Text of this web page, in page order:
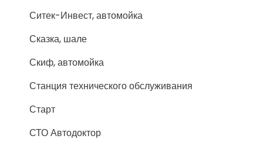
Ситек-Инвест, автомойка
Сказка, шале
Скиф, автомойка
Станция технического обслуживания
Старт
СТО Автодоктор